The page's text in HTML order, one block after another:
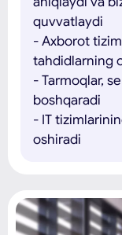
quvvatlaydi
- Axborot
tahdidlarning
- Tarmoqlar,
boshqaradi
- IT
oshiradi